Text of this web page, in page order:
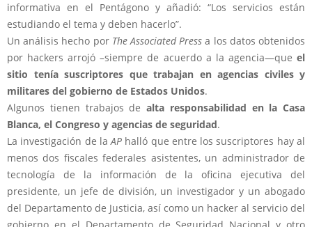
informativa en el Pentágono y añadió: “Los servicios están
estudiando el tema y deben hacerlo”.
Un análisis hecho por The Associated Press a los datos obtenidos
por hackers arrojó –siempre de acuerdo a la agencia—que el
sitio tenía suscriptores que trabajan en agencias civiles y
militares del gobierno de Estados Unidos.
Algunos tienen trabajos de alta responsabilidad en la Casa
Blanca, el Congreso y agencias de seguridad.
La investigación de laAP halló que entre los suscriptores hay al
menos dos fiscales federales asistentes, un administrador de
tecnología de la información de la oficina ejecutiva del
presidente, un jefe de división, un investigador y un abogado
del Departamento de Justicia, así como un hacker al servicio del